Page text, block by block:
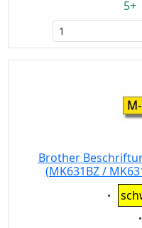
5+
Brother
(MK631BZ /